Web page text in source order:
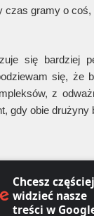
czas gramy o
się bardziej
się, że
z
gdy obie
Chcesz częściej
widzieć nasze
treści w